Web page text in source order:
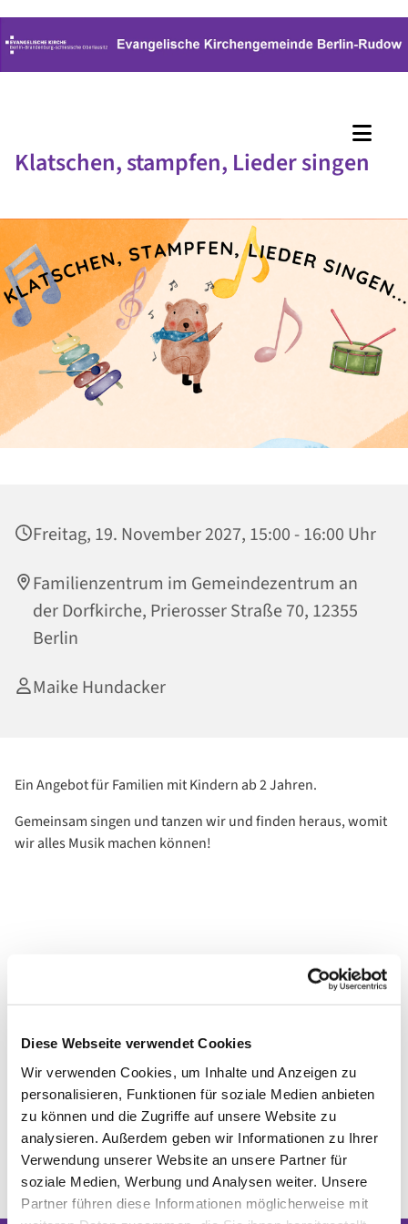
Diese Webseite verwendet Cookies
Wir verwenden Cookies, um Inhalte und Anzeigen zu
personalisieren, Funktionen für soziale Medien anbieten
zu können und die Zugriffe auf unsere Website zu
analysieren. Außerdem geben wir Informationen zu Ihrer
Verwendung unserer Website an unsere Partner für
soziale Medien, Werbung und Analysen weiter. Unsere
Partner führen diese Informationen möglicherweise mit
Klatschen, stampfen, Lieder singen
Freitag, 19. November 2027, 15:00 - 16:00 Uhr
Familienzentrum im Gemeindezentrum an
der Dorfkirche, Prierosser Straße 70, 12355
Berlin
Maike Hundacker
Ein Angebot für Familien mit Kindern ab 2 Jahren.
Gemeinsam singen und tanzen wir und finden heraus, womit
wir alles Musik machen können!